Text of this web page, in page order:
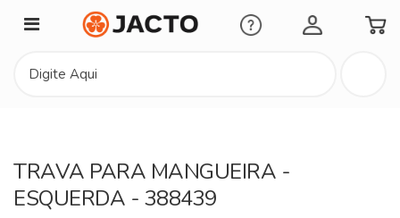
Minha Conta
TRAVA PARA MANGUEIRA -
ESQUERDA - 388439